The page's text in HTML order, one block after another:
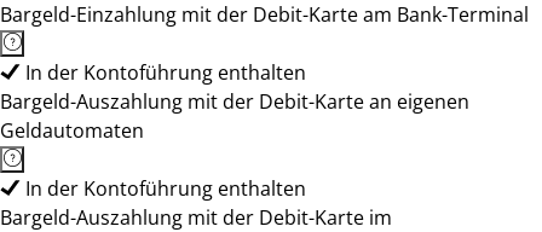
Bargeld-Einzahlung mit der Debit-Karte am Bank-Terminal
In der Kontoführung enthalten
Bargeld-Auszahlung mit der Debit-Karte an eigenen
Geldautomaten
In der Kontoführung enthalten
Bargeld-Auszahlung mit der Debit-Karte im